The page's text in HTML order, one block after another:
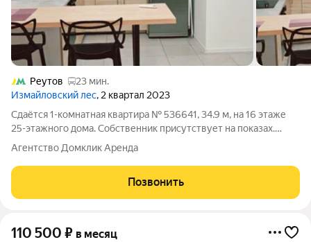
Реутов
23 мин.
Измайловский лес, 2 квартал 2023
Сдаётся 1-комнатная квартира № 536641, 34.9 м, на 16 этаже
25-этажного дома. Собственник присутствует на показах.
Коммунальные платежи включены в стоимость. Счетчики
оплачиваются отдельно. По условиям проживания: можно с
детьми, можно с питомцами.
Агентство Домклик Аренда
Позвонить
110 500 ₽ в месяц